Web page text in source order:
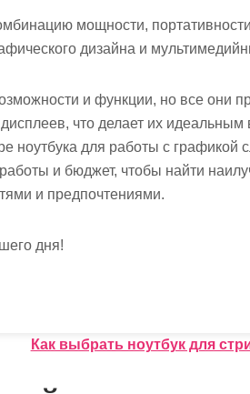
мощности,
дизайна и
и функции, но все они
что делает их
ноутбука для работы с графикой
и бюджет, чтобы найти
и предпочтениями.
дня!
Как выбрать ноутбук для